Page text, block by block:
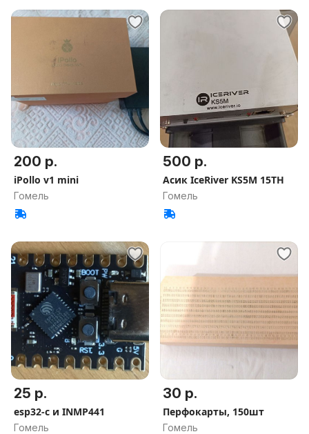
200 р.
iPollo v1 mini
Гомель
500 р.
Асик IceRiver KS5M 15TH
Гомель
25 р.
esp32-c и INMP441
Гомель
30 р.
Перфокарты, 150шт
Гомель